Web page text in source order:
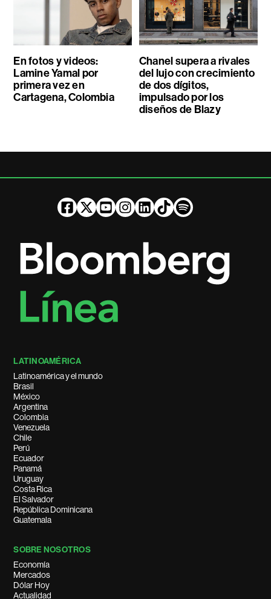
En fotos y videos:
Lamine Yamal por
primera vez en
Cartagena, Colombia
Chanel supera a rivales
del lujo con crecimiento
de dos dígitos,
impulsado por los
diseños de Blazy
LATINOAMÉRICA
Latinoamérica y el mundo
Brasil
México
Argentina
Colombia
Venezuela
Chile
Perú
Ecuador
Panamá
Uruguay
Costa Rica
El Salvador
República Dominicana
Guatemala
SOBRE NOSOTROS
Economía
Mercados
Dólar Hoy
Actualidad